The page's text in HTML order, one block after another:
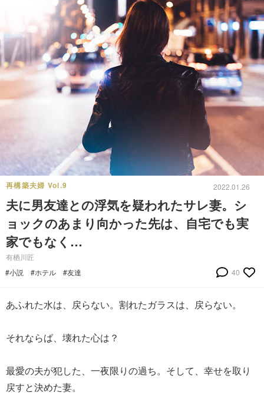
再構築夫婦 Vol.9 2022.01.26
夫に男友達との浮気を疑われたサレ妻。シ
ョックのあまり向かった先は、自宅でも実
家でもなく…
有栖川匠
#小説
#ホテル #友達 40
あふれた水は、戻らない。割れたガラスは、戻らない。
それならば、壊れた心は？
最愛の夫が犯した、一夜限りの過ち。そして、幸せを取り
戻すと決めた妻。